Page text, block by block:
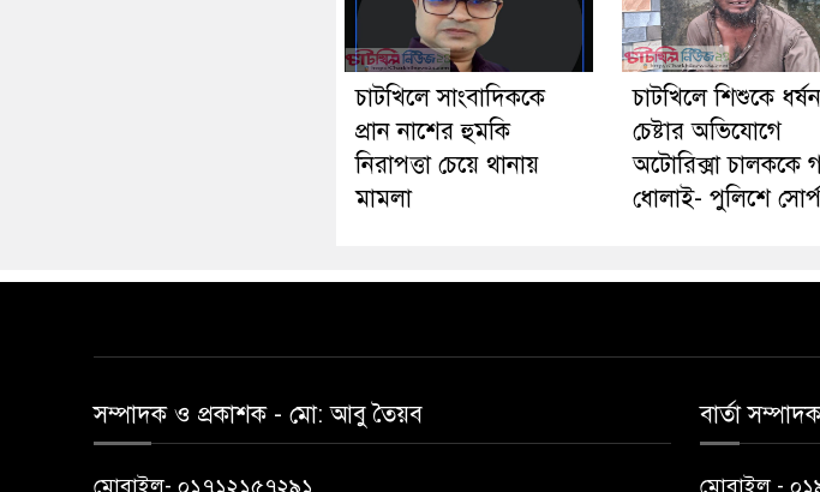
চাটখিলে সাংবাদিককে
প্রান নাশের হুমকি
নিরাপত্তা চেয়ে থানায়
মামলা
চাটখিলে শিশুকে ধর্ষন
চেষ্টার অভিযোগে
অটোরিক্সা চালককে
ধোলাই- পুলিশে
সম্পাদক ও প্রকাশক -‌ মো: আবু‌ তৈয়ব
মোবাইল- ০১৭১২১৫৭২৯১
বার্তা
মোবাইল -